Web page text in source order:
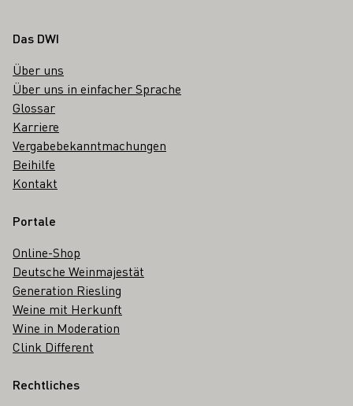
Fußbereich
Das DWI
Über uns
Über uns in einfacher Sprache
Glossar
Karriere
Vergabebekanntmachungen
Beihilfe
Kontakt
Portale
Online-Shop
Deutsche Weinmajestät
Generation Riesling
Weine mit Herkunft
Wine in Moderation
Clink Different
Rechtliches